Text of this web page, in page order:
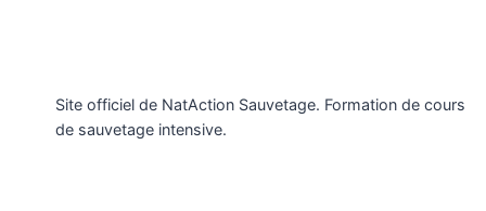
Site officiel de NatAction Sauvetage. Formation de cours
de sauvetage intensive.